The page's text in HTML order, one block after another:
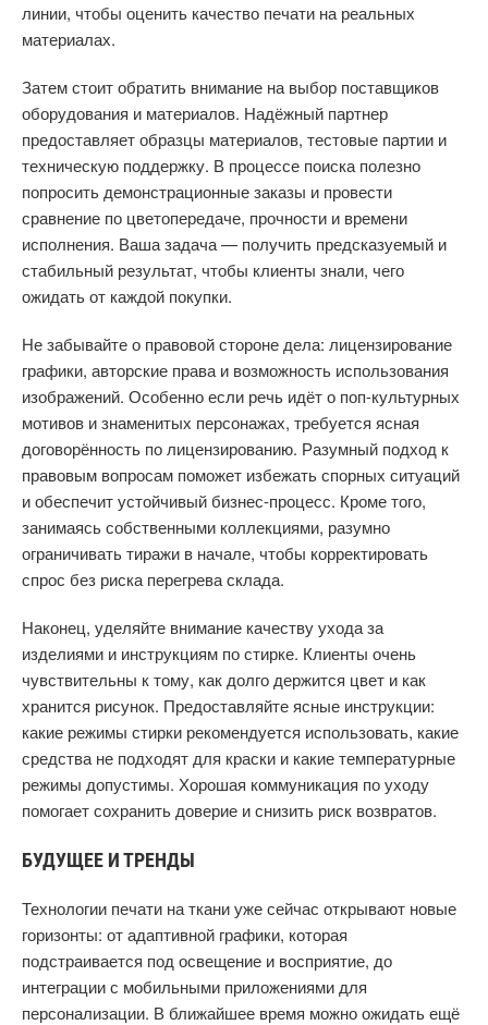
линии, чтобы оценить качество печати на реальных
материалах.
Затем стоит обратить внимание на выбор поставщиков
оборудования и материалов. Надёжный партнер
предоставляет образцы материалов, тестовые партии и
техническую поддержку. В процессе поиска полезно
попросить демонстрационные заказы и провести
сравнение по цветопередаче, прочности и времени
исполнения. Ваша задача — получить предсказуемый и
стабильный результат, чтобы клиенты знали, чего
ожидать от каждой покупки.
Не забывайте о правовой стороне дела: лицензирование
графики, авторские права и возможность использования
изображений. Особенно если речь идёт о поп-культурных
мотивов и знаменитых персонажах, требуется ясная
договорённость по лицензированию. Разумный подход к
правовым вопросам поможет избежать спорных ситуаций
и обеспечит устойчивый бизнес-процесс. Кроме того,
занимаясь собственными коллекциями, разумно
ограничивать тиражи в начале, чтобы корректировать
спрос без риска перегрева склада.
Наконец, уделяйте внимание качеству ухода за
изделиями и инструкциям по стирке. Клиенты очень
чувствительны к тому, как долго держится цвет и как
хранится рисунок. Предоставляйте ясные инструкции:
какие режимы стирки рекомендуется использовать, какие
средства не подходят для краски и какие температурные
режимы допустимы. Хорошая коммуникация по уходу
помогает сохранить доверие и снизить риск возвратов.
БУДУЩЕЕ И ТРЕНДЫ
Технологии печати на ткани уже сейчас открывают новые
горизонты: от адаптивной графики, которая
подстраивается под освещение и восприятие, до
интеграции с мобильными приложениями для
персонализации. В ближайшее время можно ожидать ещё